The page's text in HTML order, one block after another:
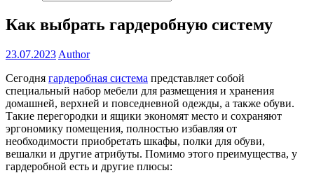
Как выбрать гардеробную систему
23.07.2023 Author
Сегодня гардеробная система представляет собой
специальный набор мебели для размещения и хранения
домашней, верхней и повседневной одежды, а также обуви.
Такие перегородки и ящики экономят место и сохраняют
эргономику помещения, полностью избавляя от
необходимости приобретать шкафы, полки для обуви,
вешалки и другие атрибуты. Помимо этого преимущества, у
гардеробной есть и другие плюсы: